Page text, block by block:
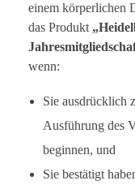
einem körperlichen
das Produkt
wenn:
Sie ausdrücklich
Ausführung des
beginnen, und
Sie bestätigt